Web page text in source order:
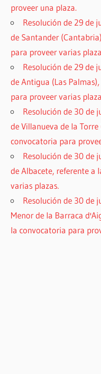
proveer una plaza.
Resolución de 29 de
de Santander
para proveer varias
Resolución de 29 de
de Antigua (Las
para proveer varias
Resolución de 30 de
de Villanueva de la
convocatoria para
Resolución de 30 de
de Albacete, referente a
varias plazas.
Resolución de 30 de
Menor de la Barraca
la convocatoria para